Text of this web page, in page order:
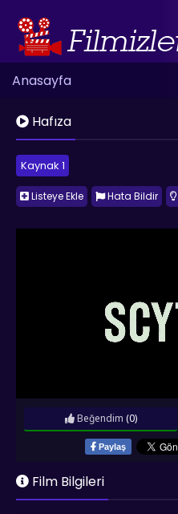
Anasayfa
Hafıza
Kaynak 1
Listeye Ekle Hata Bildir
Paylaş
Beğendim (0)
Film Bilgileri